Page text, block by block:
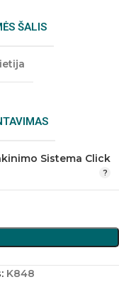
ŠALIS
Sistema Click
K848